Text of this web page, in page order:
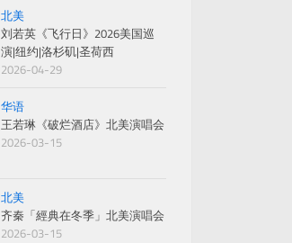
北美
刘若英《飞行日》2026美国巡
演|纽约|洛杉矶|圣荷西
2026-04-29
华语
王若琳《破烂酒店》北美演唱会
2026-03-15
北美
齐秦「經典在冬季」北美演唱会
2026-03-15